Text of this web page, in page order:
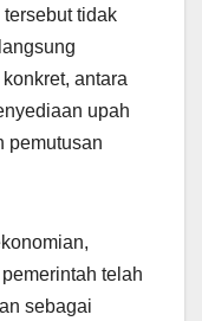
tidak
antara
upah
pemutusan
telah
sebagai